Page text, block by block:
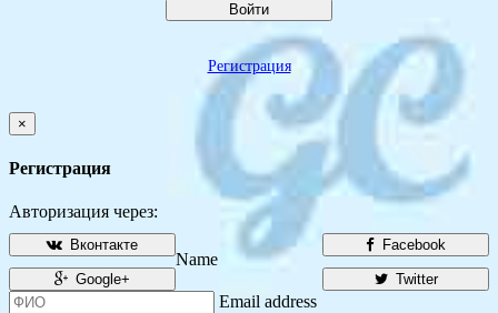
Войти
Регистрация
×
Регистрация
Авторизация через:
Facebook
Вконтакте
Twitter
Google+
Name
Email address